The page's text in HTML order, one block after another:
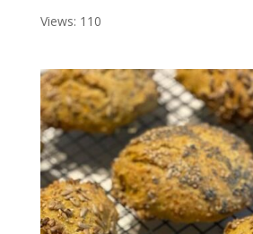
Views: 110